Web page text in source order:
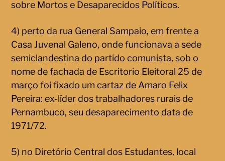
sobre Mortos e Desaparecidos Políticos.
4) perto da rua General Sampaio, em frente a
Casa Juvenal Galeno, onde funcionava a sede
semiclandestina do partido comunista, sob o
nome de fachada de Escritorio Eleitoral 25 de
março foi fixado um cartaz de Amaro Felix
Pereira: ex-líder dos trabalhadores rurais de
Pernambuco, seu desaparecimento data de
1971/72.
5) no Diretório Central dos Estudantes, local